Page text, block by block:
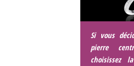
Si vous
pierre
choisissez